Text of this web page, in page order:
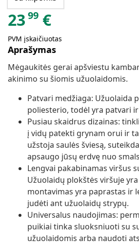
23 99 €
PVM įskaičiuotas
Aprašymas
Mėgaukitės gerai apšviestu
akinimo su šiomis užuolaidomis.
Patvari medžiaga: Užuolaida
poliesterio, todėl yra patvari
Pusiau skaidrus dizainas:
į vidų patekti grynam orui ir
užstoja saulės šviesą,
apsaugo jūsų erdvę nuo
Lengvai pakabinamas viršus
Užuolaidų plokštės viršuje
montavimas yra paprastas ir
judėti ant užuolaidų strypų.
Universalus naudojimas:
puikiai tinka sluoksniuoti su
užuolaidomis arba naudoti